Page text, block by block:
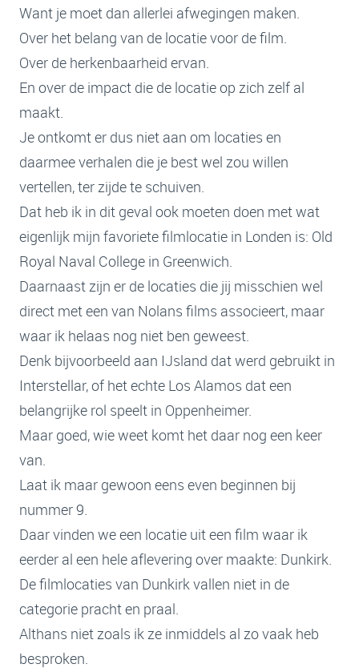
Want je moet dan allerlei afwegingen maken.
Over het belang van de locatie voor de film.
Over de herkenbaarheid ervan.
En over de impact die de locatie op zich zelf al
maakt.
Je ontkomt er dus niet aan om locaties en
daarmee verhalen die je best wel zou willen
vertellen, ter zijde te schuiven.
Dat heb ik in dit geval ook moeten doen met wat
eigenlijk mijn favoriete filmlocatie in Londen is: Old
Royal Naval College in Greenwich.
Daarnaast zijn er de locaties die jij misschien wel
direct met een van Nolans films associeert, maar
waar ik helaas nog niet ben geweest.
Denk bijvoorbeeld aan IJsland dat werd gebruikt in
Interstellar, of het echte Los Alamos dat een
belangrijke rol speelt in Oppenheimer.
Maar goed, wie weet komt het daar nog een keer
van.
Laat ik maar gewoon eens even beginnen bij
nummer 9.
Daar vinden we een locatie uit een film waar ik
eerder al een hele aflevering over maakte: Dunkirk.
De filmlocaties van Dunkirk vallen niet in de
categorie pracht en praal.
Althans niet zoals ik ze inmiddels al zo vaak heb
besproken.